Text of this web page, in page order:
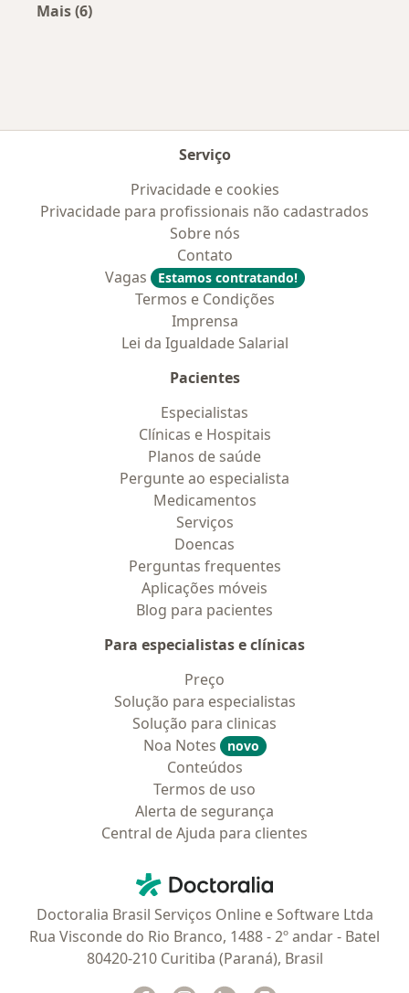
Mais (6)
Serviço
Privacidade e cookies
Privacidade para profissionais não cadastrados
Sobre nós
Contato
Vagas
Estamos contratando!
Termos e Condições
Imprensa
Lei da Igualdade Salarial
Pacientes
Especialistas
Clínicas e Hospitais
Planos de saúde
Pergunte ao especialista
Medicamentos
Serviços
Doencas
Perguntas frequentes
Aplicações móveis
Blog para pacientes
Para especialistas e clínicas
Preço
Solução para especialistas
Solução para clinicas
Noa Notes
novo
Conteúdos
Termos de uso
Alerta de segurança
Central de Ajuda para clientes
Doctoralia - Homepage
Doctoralia Brasil Serviços Online e Software Ltda
Rua Visconde do Rio Branco, 1488 - 2º andar - Batel
80420-210 Curitiba (Paraná), Brasil